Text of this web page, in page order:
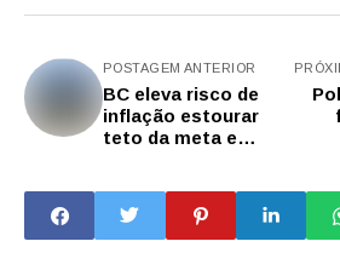
POSTAGEM ANTERIOR
BC eleva risco de
inflação estourar
teto da meta em